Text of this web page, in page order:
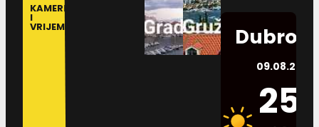
KAMERE
I
VRIJEME
09.08.2026.
25